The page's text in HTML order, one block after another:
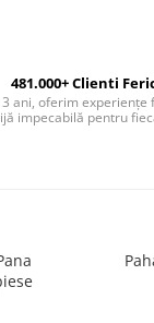
481.000+ Clienti
ani, oferim experiențe
impecabilă pentru